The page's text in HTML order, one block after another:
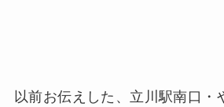
以前お伝えした、立川駅南口・